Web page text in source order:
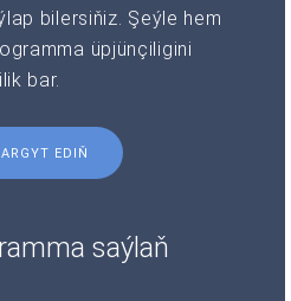
bilersiňiz. Şeýle hem
üpjünçiligini
bar.
EDIŇ
saýlaň